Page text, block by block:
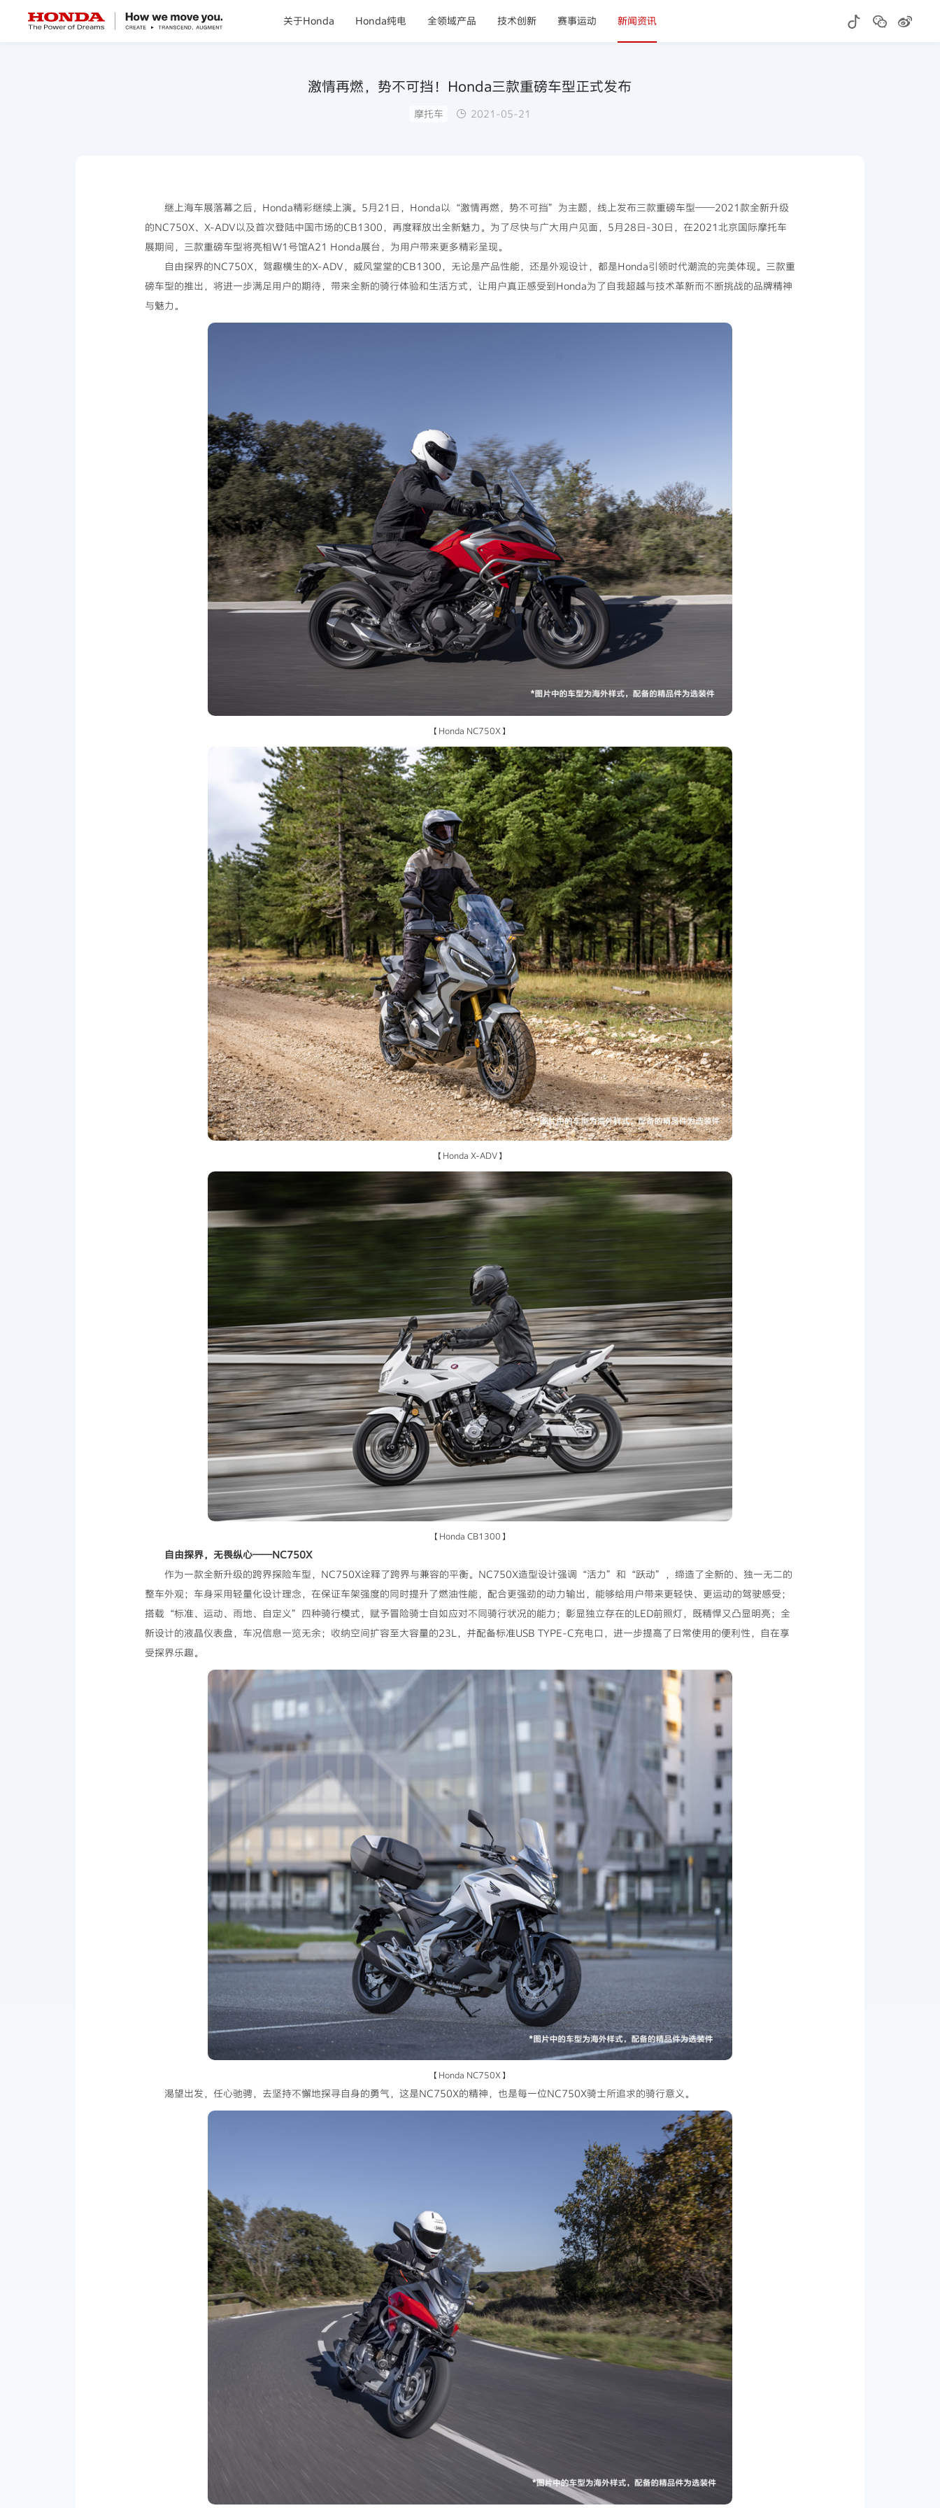
关于Honda Honda纯电 全领域产品 技术创新 赛事运动 新闻资讯
激情再燃，势不可挡！Honda三款重磅车型正式发布
摩托车 2021-05-21
继上海车展落幕之后，Honda精彩继续上演。5月21日，Honda以“激情再燃，势不可挡”为主题，线上发布三款重磅车型——2021款全新升级
的NC750X、X-ADV以及首次登陆中国市场的CB1300，再度释放出全新魅力。为了尽快与广大用户见面，5月28日-30日，在2021北京国际摩托车
展期间，三款重磅车型将亮相W1号馆A21 Honda展台，为用户带来更多精彩呈现。
自由探界的NC750X，驾趣横生的X-ADV，威风堂堂的CB1300，无论是产品性能，还是外观设计，都是Honda引领时代潮流的完美体现。三款重
磅车型的推出，将进一步满足用户的期待，带来全新的骑行体验和生活方式，让用户真正感受到Honda为了自我超越与技术革新而不断挑战的品牌精神
与魅力。
【Honda NC750X】
【Honda X-ADV】
【Honda CB1300】
自由探界，无畏纵心——NC750X
作为一款全新升级的跨界探险车型，NC750X诠释了跨界与兼容的平衡。NC750X造型设计强调“活力”和“跃动”，缔造了全新的、独一无二的
整车外观；车身采用轻量化设计理念，在保证车架强度的同时提升了燃油性能，配合更强劲的动力输出，能够给用户带来更轻快、更运动的驾驶感受；
搭载“标准、运动、雨地、自定义”四种骑行模式，赋予冒险骑士自如应对不同骑行状况的能力；彰显独立存在的LED前照灯，既精悍又凸显明亮；全
新设计的液晶仪表盘，车况信息一览无余；收纳空间扩容至大容量的23L，并配备标准USB TYPE-C充电口，进一步提高了日常使用的便利性，自在享
受探界乐趣。
【Honda NC750X】
渴望出发，任心驰骋，去坚持不懈地探寻自身的勇气，这是NC750X的精神，也是每一位NC750X骑士所追求的骑行意义。